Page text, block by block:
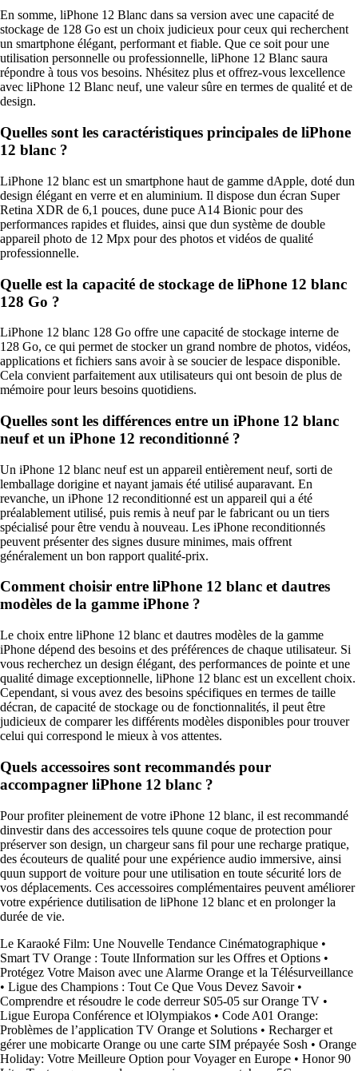
En somme, liPhone 12 Blanc dans sa version avec une capacité de
stockage de 128 Go est un choix judicieux pour ceux qui recherchent
un smartphone élégant, performant et fiable. Que ce soit pour une
utilisation personnelle ou professionnelle, liPhone 12 Blanc saura
répondre à tous vos besoins. Nhésitez plus et offrez-vous lexcellence
avec liPhone 12 Blanc neuf, une valeur sûre en termes de qualité et de
design.
Quelles sont les caractéristiques principales de liPhone
12 blanc ?
LiPhone 12 blanc est un smartphone haut de gamme dApple, doté dun
design élégant en verre et en aluminium. Il dispose dun écran Super
Retina XDR de 6,1 pouces, dune puce A14 Bionic pour des
performances rapides et fluides, ainsi que dun système de double
appareil photo de 12 Mpx pour des photos et vidéos de qualité
professionnelle.
Quelle est la capacité de stockage de liPhone 12 blanc
128 Go ?
LiPhone 12 blanc 128 Go offre une capacité de stockage interne de
128 Go, ce qui permet de stocker un grand nombre de photos, vidéos,
applications et fichiers sans avoir à se soucier de lespace disponible.
Cela convient parfaitement aux utilisateurs qui ont besoin de plus de
mémoire pour leurs besoins quotidiens.
Quelles sont les différences entre un iPhone 12 blanc
neuf et un iPhone 12 reconditionné ?
Un iPhone 12 blanc neuf est un appareil entièrement neuf, sorti de
lemballage dorigine et nayant jamais été utilisé auparavant. En
revanche, un iPhone 12 reconditionné est un appareil qui a été
préalablement utilisé, puis remis à neuf par le fabricant ou un tiers
spécialisé pour être vendu à nouveau. Les iPhone reconditionnés
peuvent présenter des signes dusure minimes, mais offrent
généralement un bon rapport qualité-prix.
Comment choisir entre liPhone 12 blanc et dautres
modèles de la gamme iPhone ?
Le choix entre liPhone 12 blanc et dautres modèles de la gamme
iPhone dépend des besoins et des préférences de chaque utilisateur. Si
vous recherchez un design élégant, des performances de pointe et une
qualité dimage exceptionnelle, liPhone 12 blanc est un excellent choix.
Cependant, si vous avez des besoins spécifiques en termes de taille
décran, de capacité de stockage ou de fonctionnalités, il peut être
judicieux de comparer les différents modèles disponibles pour trouver
celui qui correspond le mieux à vos attentes.
Quels accessoires sont recommandés pour
accompagner liPhone 12 blanc ?
Pour profiter pleinement de votre iPhone 12 blanc, il est recommandé
dinvestir dans des accessoires tels quune coque de protection pour
préserver son design, un chargeur sans fil pour une recharge pratique,
des écouteurs de qualité pour une expérience audio immersive, ainsi
quun support de voiture pour une utilisation en toute sécurité lors de
vos déplacements. Ces accessoires complémentaires peuvent améliorer
votre expérience dutilisation de liPhone 12 blanc et en prolonger la
durée de vie.
Le Karaoké Film: Une Nouvelle Tendance Cinématographique •
Smart TV Orange : Toute lInformation sur les Offres et Options •
Protégez Votre Maison avec une Alarme Orange et la Télésurveillance
• Ligue des Champions : Tout Ce Que Vous Devez Savoir•
Comprendre et résoudre le code derreur S05-05 sur Orange TV •
Ligue Europa Conférence et lOlympiakos • Code A01 Orange:
Problèmes de l’application TV Orange et Solutions • Recharger et
gérer une mobicarte Orange ou une carte SIM prépayée Sosh • Orange
Holiday: Votre Meilleure Option pour Voyager en Europe • Honor 90